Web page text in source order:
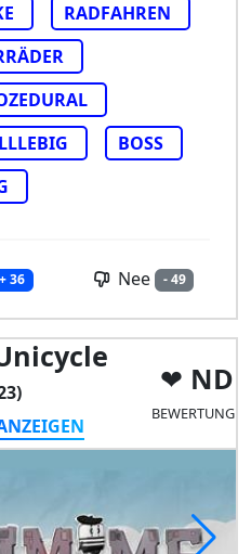
RADFAHREN
BOSS
+ 36 Nee - 49
ND
BEWERTUNG